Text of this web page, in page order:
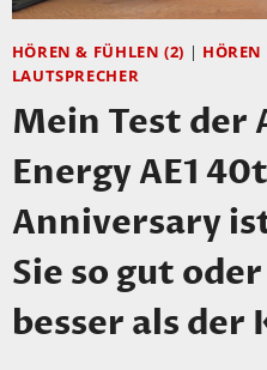
HÖREN & FÜHLEN (2) | HÖREN
LAUTSPRECHER
Mein Test der
Energy AE1
Anniversary
Sie so gut
besser als der